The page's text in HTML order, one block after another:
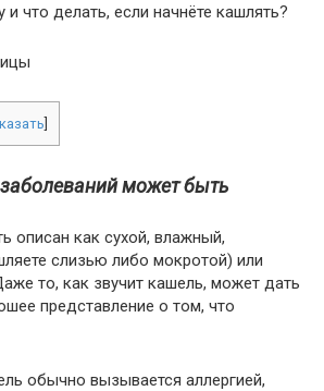
и что делать, если начнёте кашлять?
может быть
описан как сухой, влажный,
слизью либо мокротой) или
то, как звучит кашель, может дать
представление о том, что
обычно вызывается аллергией,